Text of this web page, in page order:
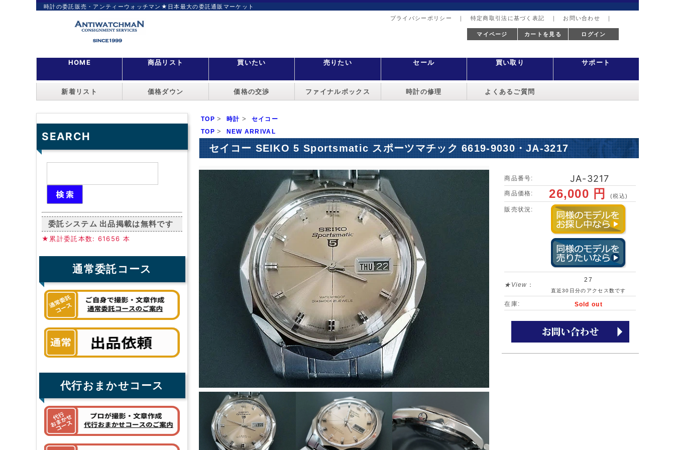
時計の委託販売・アンティーウォッチマン★日本最大の委託通販マーケット
プライバシーポリシー
｜ 特定商取引法に基づく表記 ｜ お問い合わせ ｜
ログイン
カートを見る
マイページ
HOME 商品リスト 買いたい 売りたい セール 買い取り サポート
新着リスト 価格ダウン 価格の交渉 ファイナルボックス 時計の修理 よくあるご質問
TOP > 時計 >
セイコー
TOP > NEW ARRIVAL
セイコー SEIKO 5 Sportsmatic スポーツマチック 6619-9030・JA-3217
商品番号: JA-3217
商品価格: 26,000 円 (税込)
販売状況:
★View ：
27
直近30日分のアクセス数です
在庫: Sold out
SEARCH
委託システム 出品掲載は無料です
★累計委託本数: 61656 本
通常委託コース
代行おまかせコース